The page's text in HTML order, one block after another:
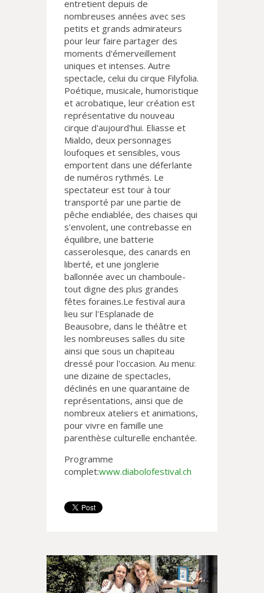
entretient depuis de
nombreuses années avec ses
petits et grands admirateurs
pour leur faire partager des
moments d'émerveillement
uniques et intenses. Autre
spectacle, celui du cirque Filyfolia.
Poétique, musicale, humoristique
et acrobatique, leur création est
représentative du nouveau
cirque d'aujourd'hui. Eliasse et
Mialdo, deux personnages
loufoques et sensibles, vous
emportent dans une déferlante
de numéros rythmés. Le
spectateur est tour à tour
transporté par une partie de
pêche endiablée, des chaises qui
s'envolent, une contrebasse en
équilibre, une batterie
casserolesque, des canards en
liberté, et une jonglerie
ballonnée avec un chamboule-
tout digne des plus grandes
fêtes foraines.Le festival aura
lieu sur l'Esplanade de
Beausobre, dans le théâtre et
les nombreuses salles du site
ainsi que sous un chapiteau
dressé pour l'occasion. Au menu:
une dizaine de spectacles,
déclinés en une quarantaine de
représentations, ainsi que de
nombreux ateliers et animations,
pour vivre en famille une
parenthèse culturelle enchantée.
Programme
complet:www.diabolofestival.ch